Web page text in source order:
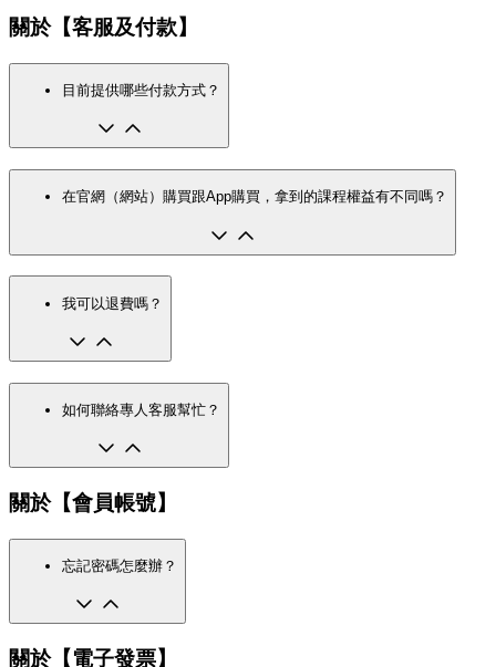
關於【客服及付款】
目前提供哪些付款方式？
在官網（網站）購買跟App購買，拿到的課程權益有不同嗎？
我可以退費嗎？
如何聯絡專人客服幫忙？
關於【會員帳號】
忘記密碼怎麼辦？
關於【電子發票】